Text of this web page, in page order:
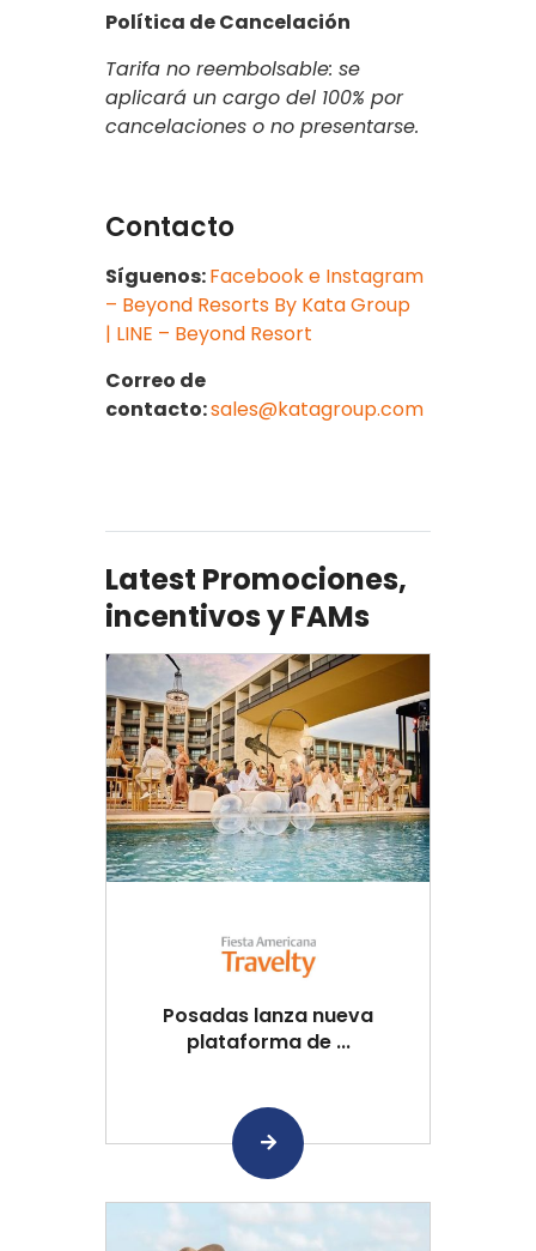
Política de Cancelación
Tarifa no reembolsable: se
aplicará un cargo del 100% por
cancelaciones o no presentarse.
Contacto
Síguenos:Facebook e Instagram
– Beyond Resorts By Kata Group
| LINE – Beyond Resort
Correo de
contacto:sales@katagroup.com
Latest Promociones,
incentivos y FAMs
Posadas lanza nueva
plataforma de ...